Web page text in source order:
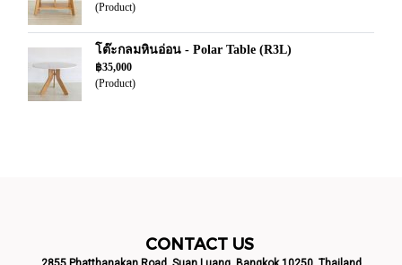
(Product)
โต๊ะกลมหินอ่อน - Polar Table (R3L)
฿35,000
(Product)
CONTACT US